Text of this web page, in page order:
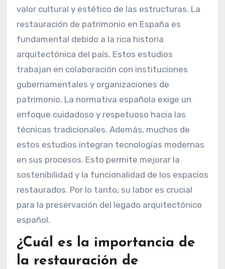
valor cultural y estético de las estructuras. La
restauración de patrimonio en España es
fundamental debido a la rica historia
arquitectónica del país. Estos estudios
trabajan en colaboración con instituciones
gubernamentales y organizaciones de
patrimonio. La normativa española exige un
enfoque cuidadoso y respetuoso hacia las
técnicas tradicionales. Además, muchos de
estos estudios integran tecnologías modernas
en sus procesos. Esto permite mejorar la
sostenibilidad y la funcionalidad de los espacios
restaurados. Por lo tanto, su labor es crucial
para la preservación del legado arquitectónico
español.
¿Cuál es la importancia de
la restauración de